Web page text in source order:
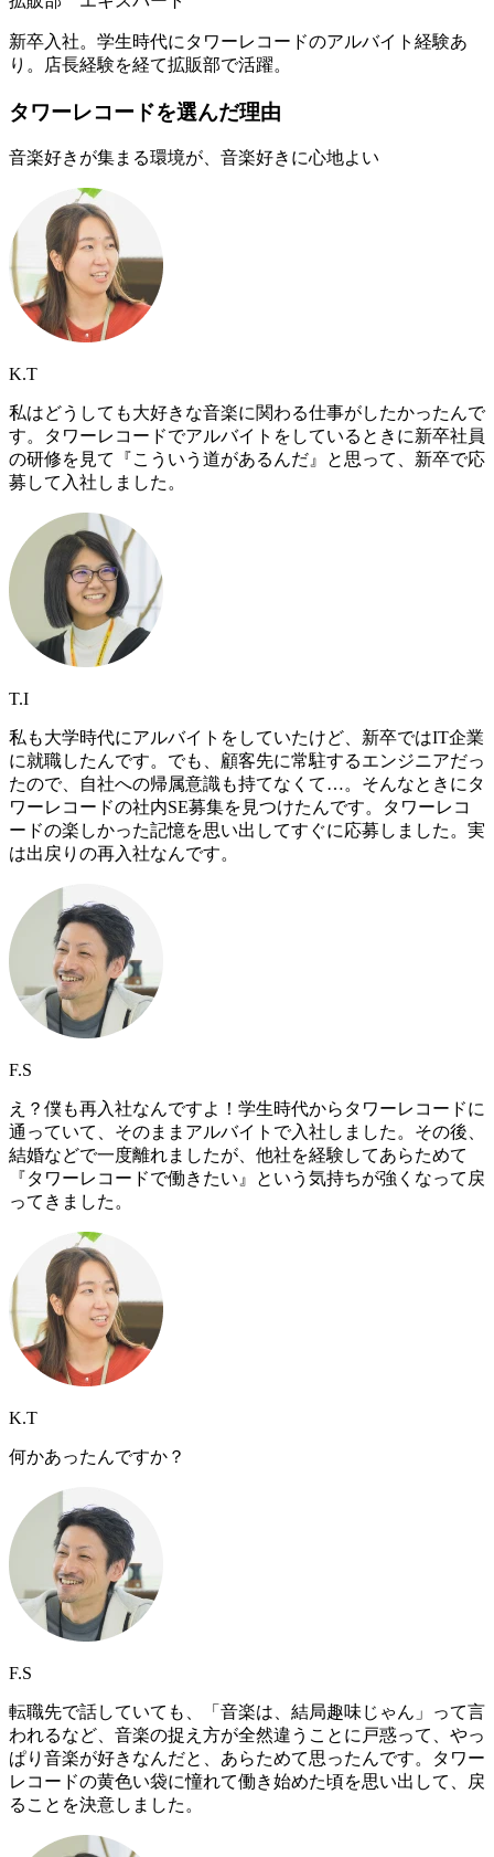
新卒入社。学生時代にタワーレコードのアルバイト経験あ
り。店長経験を経て拡販部で活躍。
タワーレコードを選んだ理由
音楽好きが集まる環境が、音楽好きに心地よい
K.T
私はどうしても大好きな音楽に関わる仕事がしたかったんで
す。タワーレコードでアルバイトをしているときに新卒社員
の研修を見て『こういう道があるんだ』と思って、新卒で応
募して入社しました。
T.I
私も大学時代にアルバイトをしていたけど、新卒ではIT企業
に就職したんです。でも、顧客先に常駐するエンジニアだっ
たので、自社への帰属意識も持てなくて…。そんなときにタ
ワーレコードの社内SE募集を見つけたんです。タワーレコ
ードの楽しかった記憶を思い出してすぐに応募しました。実
は出戻りの再入社なんです。
F.S
え？僕も再入社なんですよ！学生時代からタワーレコードに
通っていて、そのままアルバイトで入社しました。その後、
結婚などで一度離れましたが、他社を経験してあらためて
『タワーレコードで働きたい』という気持ちが強くなって戻
ってきました。
K.T
何かあったんですか？
F.S
転職先で話していても、「音楽は、結局趣味じゃん」って言
われるなど、音楽の捉え方が全然違うことに戸惑って、やっ
ぱり音楽が好きなんだと、あらためて思ったんです。タワー
レコードの黄色い袋に憧れて働き始めた頃を思い出して、戻
ることを決意しました。